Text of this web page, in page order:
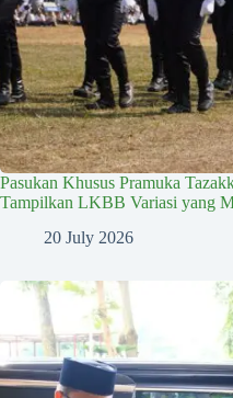
Pasukan Khusus Pramuka
Tampilkan LKBB Variasi yang
20 July 2026